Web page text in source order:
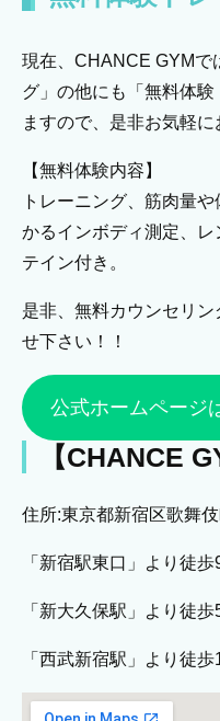
現在、CHANCE GYMで
グ」の他にも「無料体
ますので、是非お気軽に
【無料体験内容】
トレーニング、筋肉量
かるインボディ測定、
テイン付き。
是非、無料カウンセリ
せ下さい！！
公式ホームページ
【CHANCE
住所:東京都新宿区歌舞
「新宿駅東口」より徒歩
「新大久保駅」より徒歩
「西武新宿駅」より徒歩